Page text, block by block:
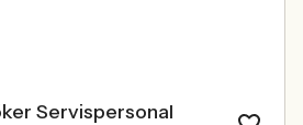
Servispersonal